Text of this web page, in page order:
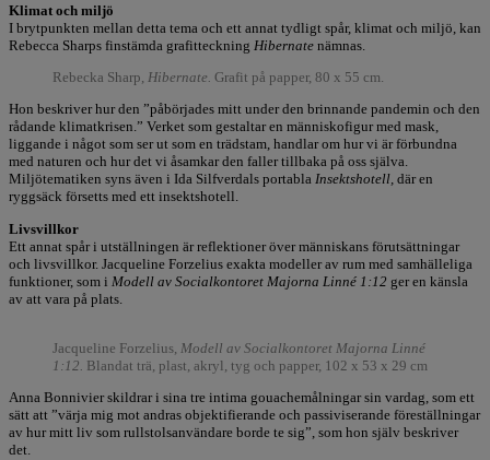
Klimat och miljö
I brytpunkten mellan detta tema och ett annat tydligt spår, klimat och miljö, kan
Rebecca Sharps finstämda grafitteckning Hibernate nämnas.
Rebecka Sharp, Hibernate. Grafit på papper, 80 x 55 cm.
Hon beskriver hur den ”påbörjades mitt under den brinnande pandemin och den
rådande klimatkrisen.” Verket som gestaltar en människofigur med mask,
liggande i något som ser ut som en trädstam, handlar om hur vi är förbundna
med naturen och hur det vi åsamkar den faller tillbaka på oss själva.
Miljötematiken syns även i Ida Silfverdals portabla Insektshotell, där en
ryggsäck försetts med ett insektshotell.
Livsvillkor
Ett annat spår i utställningen är reflektioner över människans förutsättningar
och livsvillkor. Jacqueline Forzelius exakta modeller av rum med samhälleliga
funktioner, som i Modell av Socialkontoret Majorna Linné 1:12 ger en känsla
av att vara på plats.
Jacqueline Forzelius, Modell av Socialkontoret Majorna Linné
1:12. Blandat trä, plast, akryl, tyg och papper, 102 x 53 x 29 cm
Anna Bonnivier skildrar i sina tre intima gouachemålningar sin vardag, som ett
sätt att ”värja mig mot andras objektifierande och passiviserande föreställningar
av hur mitt liv som rullstolsanvändare borde te sig”, som hon själv beskriver
det.